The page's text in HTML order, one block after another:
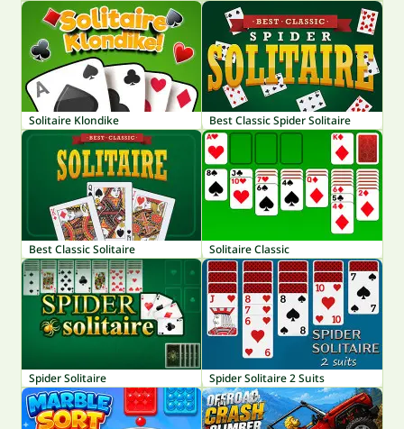
Solitaire Klondike Best Classic Spider Solitaire
Best Classic Solitaire Solitaire Classic
Spider Solitaire Spider Solitaire 2 Suits